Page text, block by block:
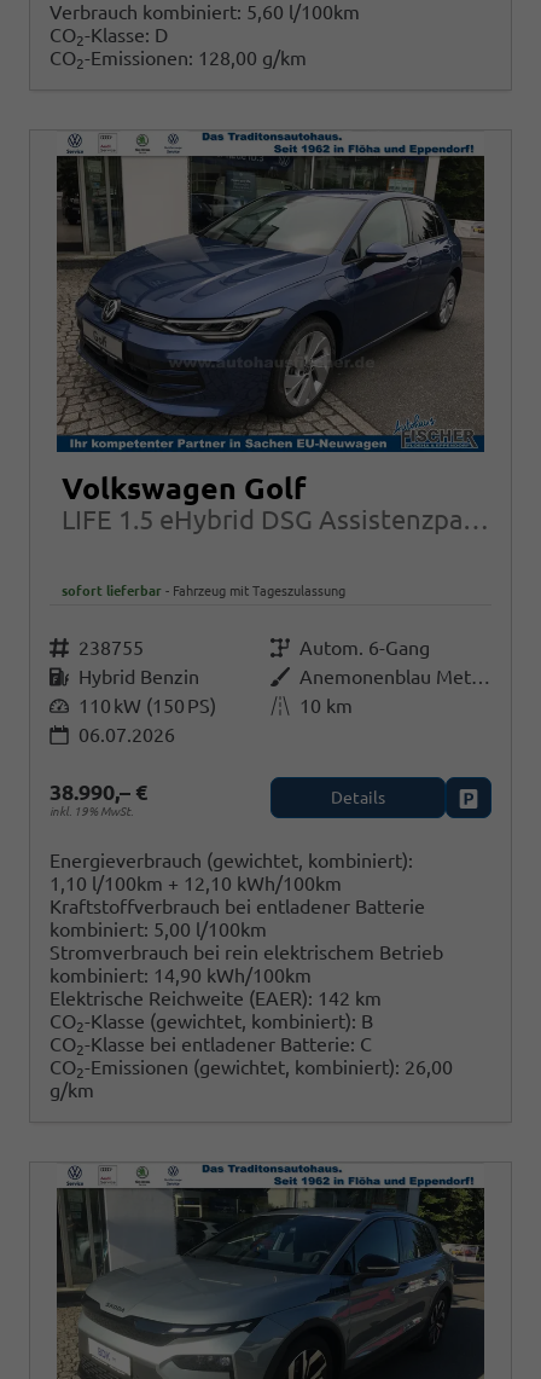
Verbrauch kombiniert: 5,60 l/100km
CO2-Klasse: D
CO2-Emissionen: 128,00 g/km
Volkswagen Golf
LIFE 1.5 eHybrid DSG Assistenzpaket ACC Kessy
sofort lieferbar Fahrzeug mit Tageszulassung
Fahrzeugnr. 238755 GetriebeAutom. 6-Gang
KraftstoffHybrid Benzin Außenfarbe
Leistung 110 kW (150 PS) Kilometerstand 10 km
06.07.2026
38.990,– €
inkl. 19% MwSt.
Details
Energieverbrauch (gewichtet, kombiniert):
1,10 l/100km + 12,10 kWh/100km
Kraftstoffverbrauch bei entladener Batterie
kombiniert: 5,00 l/100km
Stromverbrauch bei rein elektrischem Betrieb
kombiniert: 14,90 kWh/100km
Elektrische Reichweite (EAER): 142 km
CO2-Klasse (gewichtet, kombiniert): B
CO2-Klasse bei entladener Batterie: C
CO2-Emissionen (gewichtet, kombiniert): 26,00
g/km